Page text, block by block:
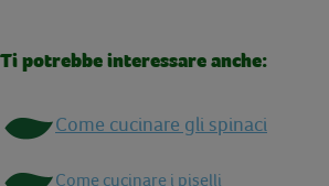
Ti potrebbe interessare anche:
Come cucinare gli spinaci
Come cucinare i piselli